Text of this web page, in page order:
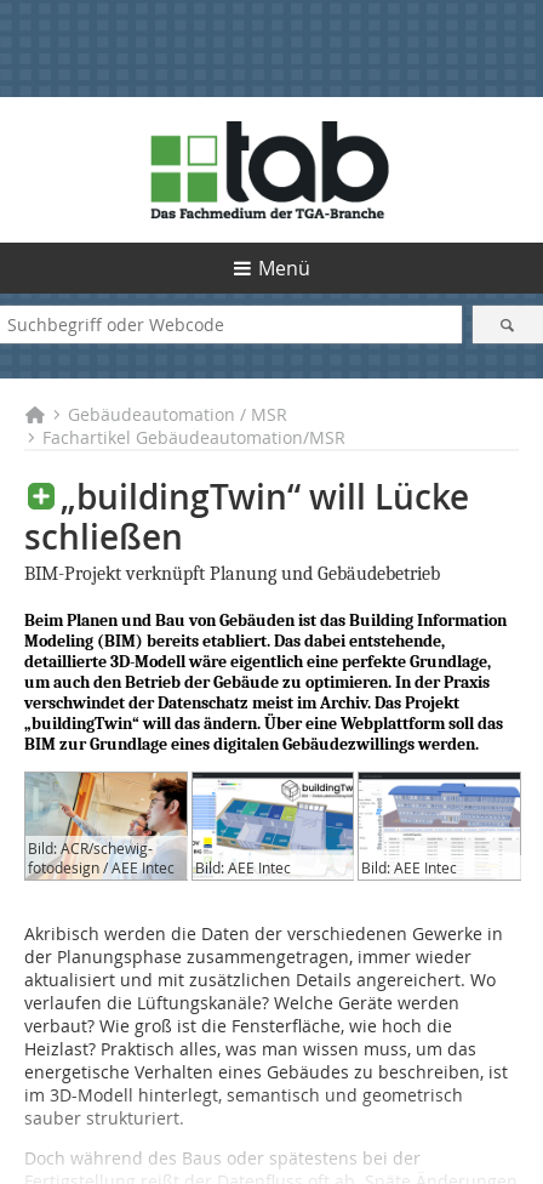
Menü
Gebäudeautomation / MSR
Fachartikel Gebäudeautomation/MSR
„buildingTwin“ will Lücke
schließen
BIM-Projekt verknüpft Planung und Gebäudebetrieb
Beim Planen und Bau von Gebäuden ist das Building Information
Modeling (BIM) bereits etabliert. Das dabei entstehende,
detaillierte 3D-Modell wäre eigentlich eine perfekte Grundlage,
um auch den Betrieb der Gebäude zu optimieren. In der Praxis
verschwindet der Datenschatz meist im Archiv. Das Projekt
„buildingTwin“ will das ändern. Über eine Webplattform soll das
BIM zur Grundlage eines digitalen Gebäudezwillings werden.
Bild: ACR/schewig-
fotodesign / AEE Intec
Bild: AEE Intec Bild: AEE Intec
Akribisch werden die Daten der verschiedenen Gewerke in
der Planungsphase zusammengetragen, immer wieder
aktualisiert und mit zusätzlichen Details angereichert. Wo
verlaufen die Lüftungskanäle? Welche Geräte werden
verbaut? Wie groß ist die Fensterfläche, wie hoch die
Heizlast? Praktisch alles, was man wissen muss, um das
energetische Verhalten eines Gebäudes zu beschreiben, ist
im 3D-Modell hinterlegt, semantisch und geometrisch
sauber strukturiert.
Doch während des Baus oder spätestens bei der